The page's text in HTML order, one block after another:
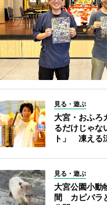
見る・遊ぶ
大宮・おふろ
るだけじゃな
ト」 凍える
見る・遊ぶ
大宮公園小動
間 カピバラ